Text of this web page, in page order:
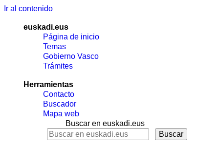
Ir al contenido
euskadi.eus
Página de inicio
Temas
Gobierno Vasco
Trámites
Herramientas
Contacto
Buscador
Mapa web
Buscar en euskadi.eus